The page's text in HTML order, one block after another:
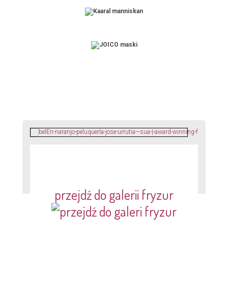
przejdź do galerii fryzur